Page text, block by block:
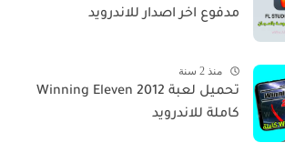
مدفوع اخر اصدار للاندرويد
منذ 2 سنة
تحميل لعبة Winning Eleven 2012
كاملة للاندرويد